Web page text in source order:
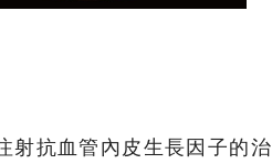
射抗血管內皮生長因子的治